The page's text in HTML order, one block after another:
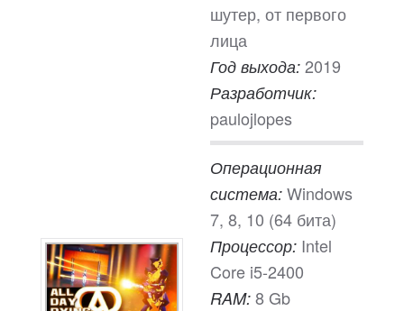
шутер, от первого
лица
Год выхода: 2019
Разработчик:
paulojlopes
Операционная
система: Windows
7, 8, 10 (64 бита)
Процессор: Intel
Core i5-2400
RAM: 8 Gb